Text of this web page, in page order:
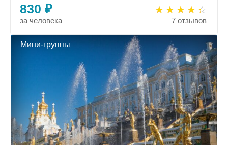
830 ₽
за человека 7 отзывов
Мини-группы